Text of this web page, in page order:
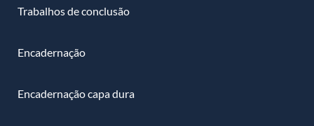
Trabalhos de conclusão
Encadernação
Encadernação capa dura